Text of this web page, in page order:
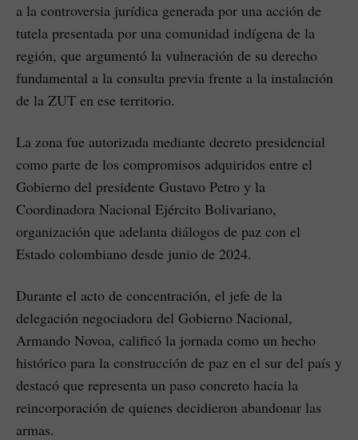
a la controversia jurídica generada por una acción de
tutela presentada por una comunidad indígena de la
región, que argumentó la vulneración de su derecho
fundamental a la consulta previa frente a la instalación
de la ZUT en ese territorio.
La zona fue autorizada mediante decreto presidencial
como parte de los compromisos adquiridos entre el
Gobierno del presidente Gustavo Petro y la
Coordinadora Nacional Ejército Bolivariano,
organización que adelanta diálogos de paz con el
Estado colombiano desde junio de 2024.
Durante el acto de concentración, el jefe de la
delegación negociadora del Gobierno Nacional,
Armando Novoa, calificó la jornada como un hecho
histórico para la construcción de paz en el sur del país y
destacó que representa un paso concreto hacia la
reincorporación de quienes decidieron abandonar las
armas.